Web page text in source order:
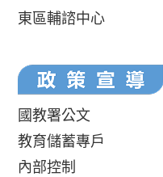
東區輔諮中心
國教署公文
教育儲蓄專戶
內部控制